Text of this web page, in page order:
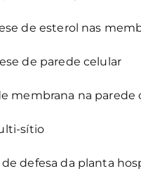
de esterol nas
de parede celular
membrana na parede
sítio
defesa da planta